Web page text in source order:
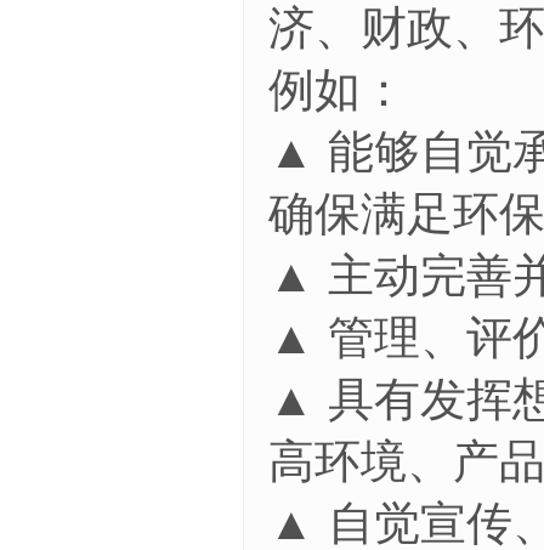
济、财政、
例如：
▲ 能够自觉
确保满足环
▲ 主动完善
▲ 管理、评
▲ 具有发挥
高环境、产
▲ 自觉宣传